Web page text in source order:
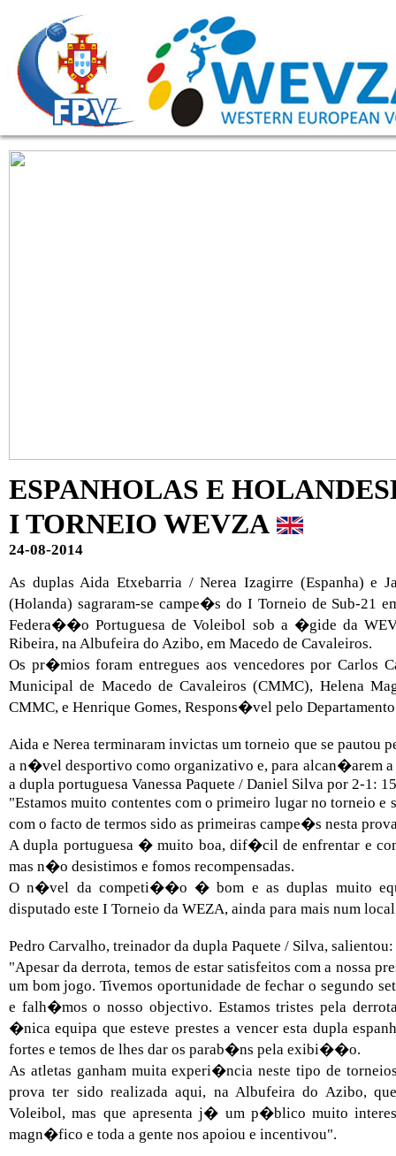
ESPANHOLAS E
I TORNEIO WEVZA
24-08-2014
As duplas Aida Etxebarria / Nerea Izagirre (Espanha) e
(Holanda) sagraram-se campe�s do I Torneio de Sub-21
Federa��o Portuguesa de Voleibol sob a �gide da
Ribeira, na Albufeira do Azibo, em Macedo de Cavaleiros.
Os pr�mios foram entregues aos vencedores por Carlos
Municipal de Macedo de Cavaleiros (CMMC), Helena
CMMC, e Henrique Gomes, Respons�vel pelo
Aida e Nerea terminaram invictas um torneio que se pautou
a n�vel desportivo como organizativo e, para alcan�arem a
a dupla portuguesa Vanessa Paquete / Daniel Silva por 2-1:
"Estamos muito contentes com o primeiro lugar no torneio e
com o facto de termos sido as primeiras campe�s nesta
A dupla portuguesa � muito boa, dif�cil de enfrentar e
mas n�o desistimos e fomos recompensadas.
O n�vel da competi��o � bom e as duplas muito
disputado este I Torneio da WEZA, ainda para mais num
Pedro Carvalho, treinador da dupla Paquete / Silva, salientou:
"Apesar da derrota, temos de estar satisfeitos com a nossa
um bom jogo. Tivemos oportunidade de fechar o segundo
e falh�mos o nosso objectivo. Estamos tristes pela
�nica equipa que esteve prestes a vencer esta dupla
fortes e temos de lhes dar os parab�ns pela exibi��o.
As atletas ganham muita experi�ncia neste tipo de
prova ter sido realizada aqui, na Albufeira do Azibo,
Voleibol, mas que apresenta j� um p�blico muito
magn�fico e toda a gente nos apoiou e incentivou".